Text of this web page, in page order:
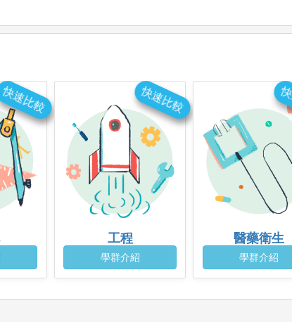
快速比較
工程
學群介紹
快速比較
醫藥衛生
學群介紹